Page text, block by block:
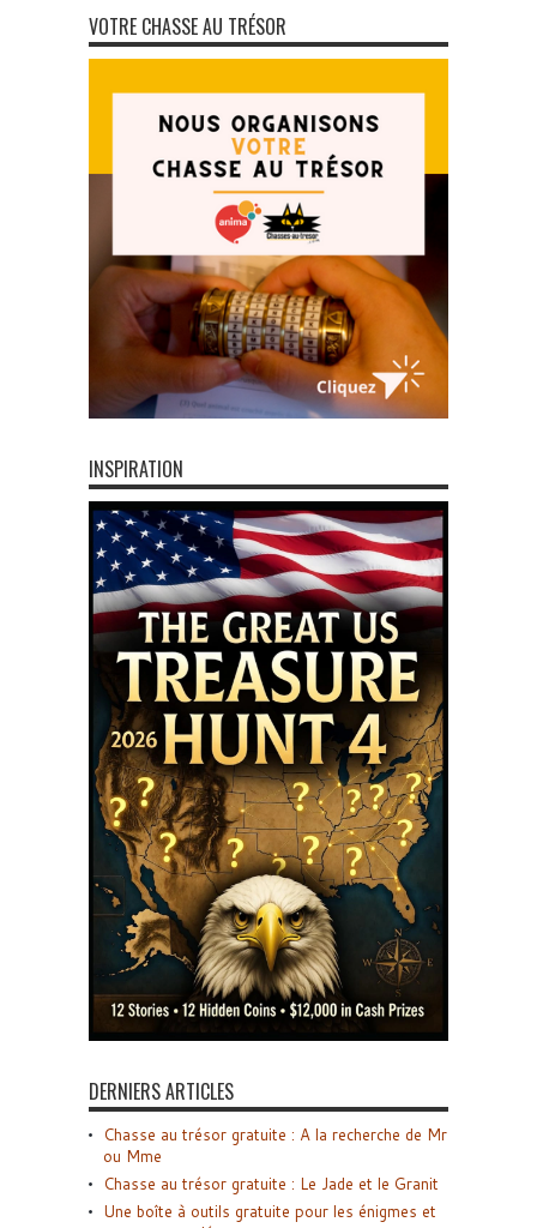
VOTRE CHASSE AU TRÉSOR
INSPIRATION
DERNIERS ARTICLES
Chasse au trésor gratuite : A la recherche de Mr
ou Mme
Chasse au trésor gratuite : Le Jade et le Granit
Une boîte à outils gratuite pour les énigmes et